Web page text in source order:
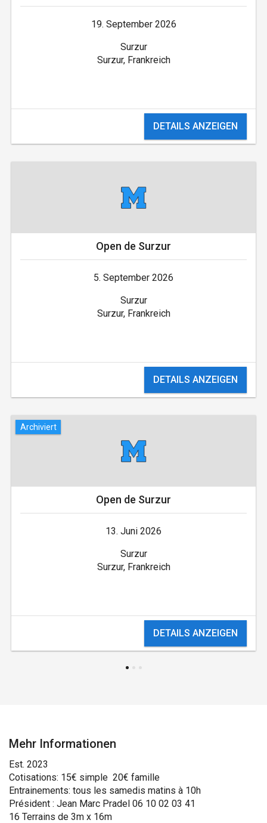
19. September 2026
Surzur
Surzur, Frankreich
DETAILS ANZEIGEN
Open de Surzur
5. September 2026
Surzur
Surzur, Frankreich
DETAILS ANZEIGEN
Archiviert
Open de Surzur
13. Juni 2026
Surzur
Surzur, Frankreich
DETAILS ANZEIGEN
Mehr Informationen
Est. 2023
Cotisations: 15€ simple 20€ famille
Entrainements: tous les samedis matins à 10h
Président : Jean Marc Pradel 06 10 02 03 41
16 Terrains de 3m x 16m